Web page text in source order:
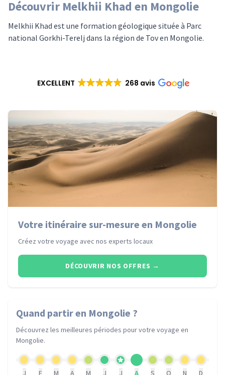
Découvrir Melkhii Khad en Mongolie
Melkhii Khad est une formation géologique située à Parc
national Gorkhi-Terelj dans la région de Tov en Mongolie.
EXCELLENT 268 avis
Votre itinéraire sur-mesure en Mongolie
Créez votre voyage avec nos experts locaux
DÉCOUVRIR NOS OFFRES →
Quand partiren Mongolie ?
Découvrez les meilleures périodes pour votre voyage en
Mongolie.
J F M A M J J A S O N D